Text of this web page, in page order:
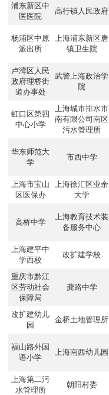
浦东新区中
医医院
高行镇人民政府
杨浦区中原
派出所
上海浦东新区唐
镇卫生院
卢湾区人民
政府理桥街
道办事处
武警上海政治学
院
虹口区第四
中心小学
上海城市排水市
南有限公司南区
污水管理所
华东师范大
学
市西中学
上海市宝山
区医保办
上海徐汇区业余
大学
高桥中学
上海教育技术装
备服务中心
上海建平中
学西校
改扩建学校
重庆市黔江
区劳动社会
保障局
龚路中学
改扩建幼儿
园
金桥土地管理所
福山路外国
语小学
上海南西幼儿园
上海第二污
水管理所
朝阳村委